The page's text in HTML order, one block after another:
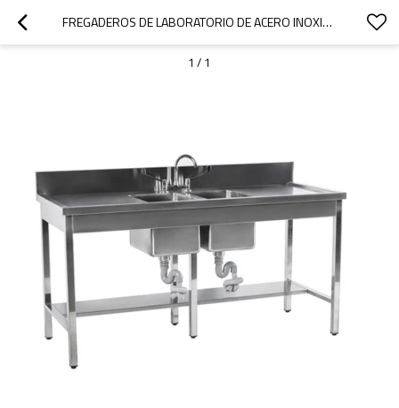
FREGADEROS DE LABORATORIO DE ACERO INOXIDABLE DE DOS CUENCOS PROFUNDOS
1 / 1